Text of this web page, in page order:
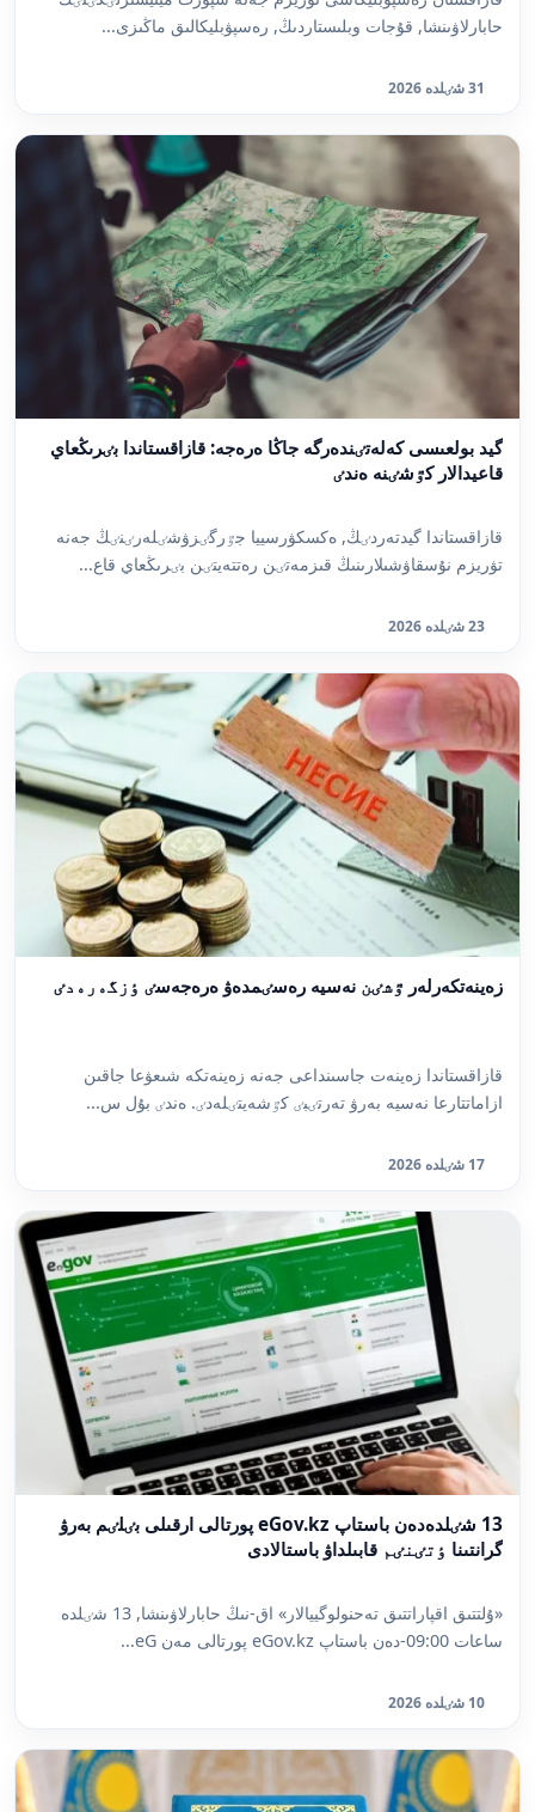
حابارلاۋىنشا, قۇجات وبلىستاردىڭ, رەسپۋبليكالىق ماڭىزى...
31 شٸلدە 2026
گيد بولعىسى كەلەتٸندەرگە جاڭا ەرەجە: قازاقستاندا بٸرىڭعاي
قاعيدالار كٷشٸنە ەندٸ
قازاقستاندا گيدتەردٸڭ, ەكسكۋرسييا جٷرگٸزۋشٸلەرٸنٸڭ جەنە
تۋريزم نۇسقاۋشىلارىنىڭ قىزمەتٸن رەتتەيتٸن بٸرىڭعاي قاع...
23 شٸلدە 2026
زەينەتكەرلەر ٷشٸن نەسيە رەسٸمدەۋ ەرەجەسٸ ٶزگەرەدٸ
قازاقستاندا زەينەت جاسىنداعى جەنە زەينەتكە شىعۋعا جاقىن
ازاماتتارعا نەسيە بەرۋ تەرتٸبٸ كٷشەيتٸلەدٸ. ەندٸ بۇل س...
17 شٸلدە 2026
13 شٸلدەدەن باستاپ eGov.kz پورتالى ارقىلى بٸلٸم بەرۋ
گرانتىنا ٶتٸنٸم قابىلداۋ باستالادى
«ۇلتتىق اقپاراتتىق تەحنولوگييالار» اق-نىڭ حابارلاۋىنشا, 13 شٸلدە
ساعات 09:00-دەن باستاپ eGov.kz پورتالى مەن eG...
10 شٸلدە 2026